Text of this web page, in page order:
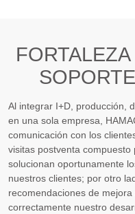
Al integrar I+D, producción,
en una sola empresa,
comunicación con los
visitas postventa compuesto
solucionan oportunamente
nuestros clientes; por otro
recomendaciones de
correctamente nuestro